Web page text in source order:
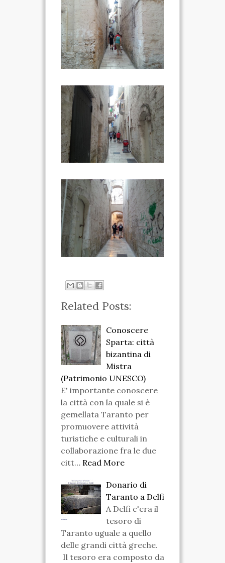
Related Posts:
Conoscere
Sparta: città
bizantina di
Mistra
(Patrimonio UNESCO)
E' importante conoscere
la città con la quale si è
gemellata Taranto per
promuovere attività
turistiche e culturali in
collaborazione fra le due
citt… Read More
Donario di
Taranto a Delfi
A Delfi c'era il
tesoro di
Taranto uguale a quello
delle grandi città greche.
Il tesoro era composto da